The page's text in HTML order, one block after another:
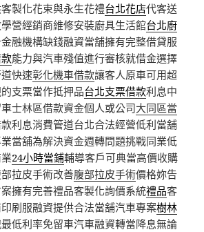
製化花束與永生花禮台北花店代客送
營經銷商維修安裝廚具生活館台北廚
融機構缺錢融資當舖擁有完整借貸服
能力與汽車殘值進行審核就借金選擇
快速彰化機車借款讓客人原車可用超
支票當作抵押品台北支票借款利息中
士林區借款資金個人或公司大同區當
利息消費管道台北合法經營低利當舖
當舖為解決資金週轉問題挑戰同業低
24小時當鋪輔導客戶可典當高價收購
拉皮手術改善腹部拉皮手術價格妳告
擁有完善禮品客製化詢價系統禮品客
刷服融資提供合法當舖汽車專案樹林
低利率免留車汽車融資轉當降息無論